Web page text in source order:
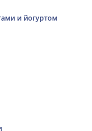
и йогуртом